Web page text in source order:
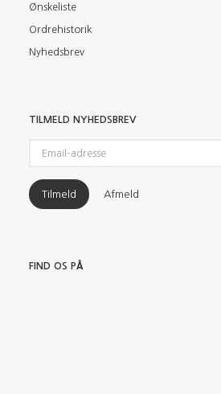
Ønskeliste
Ordrehistorik
Nyhedsbrev
TILMELD NYHEDSBREV
adresse
Tilmeld Afmeld
FIND OS PÅ